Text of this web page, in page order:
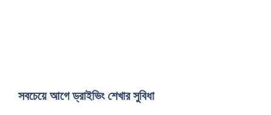
সবচেয়ে আগে ড্রাইভিং শেখার সুবিধা